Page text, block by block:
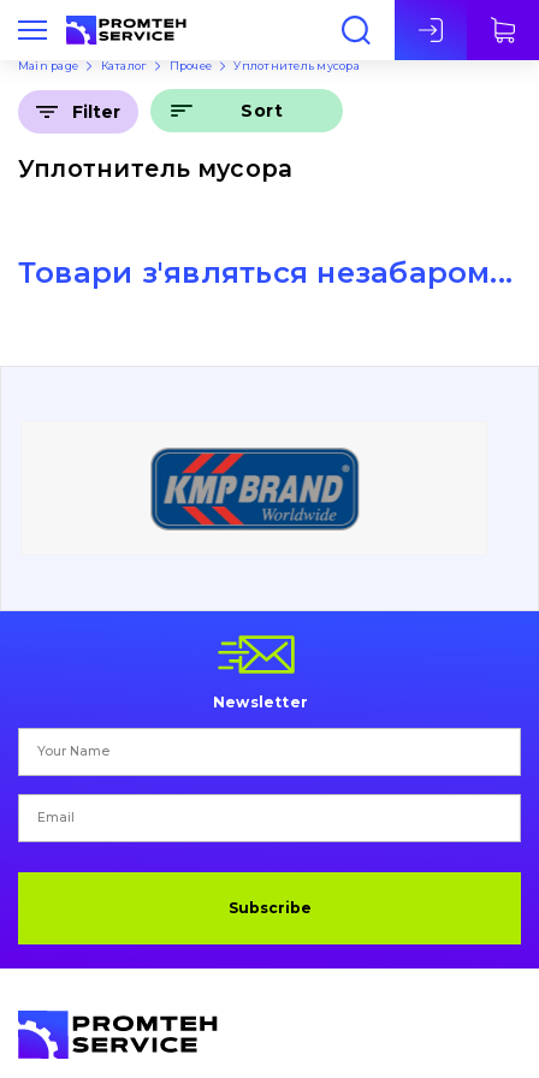
Eng
Vacancies
Filters and lubricants
Undercarriage
Cutting edges and blades
Bucket and adapters shrouds
Search
написати
листа
Main page Каталог Прочее Уплотнитель мусора
Уплотнитель мусора
Filter Sort
Товари з'являться незабаром...
Newsletter
Subscribe